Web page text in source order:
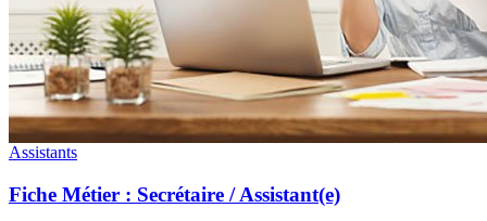
Assistants
Fiche Métier : Secrétaire / Assistant(e)